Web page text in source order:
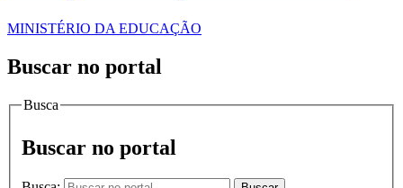
MINISTÉRIO DA EDUCAÇÃO
Buscar no portal
Busca
Buscar no portal